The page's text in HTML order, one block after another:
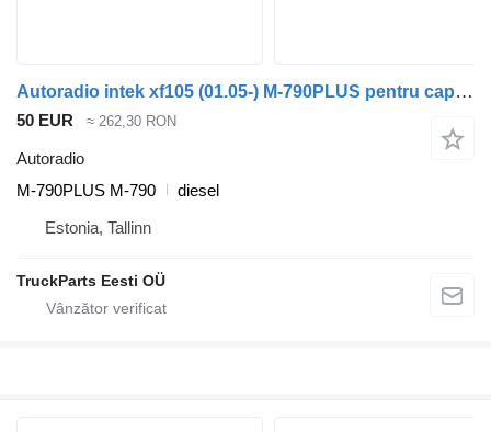
Autoradio intek xf105 (01.05-) M-790PLUS pentru cap tractor DAF XF95, XF105 (2001-2014)
50 EUR ≈ 262,30 RON
Autoradio
M-790PLUS M-790
diesel
Estonia, Tallinn
TruckParts Eesti OÜ